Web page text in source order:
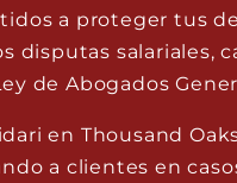
a proteger tus
disputas salariales,
de Abogados
en Thousand
a clientes en